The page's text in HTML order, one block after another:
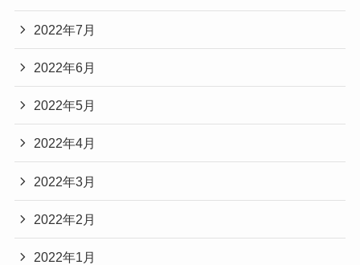
2022年7月
2022年6月
2022年5月
2022年4月
2022年3月
2022年2月
2022年1月